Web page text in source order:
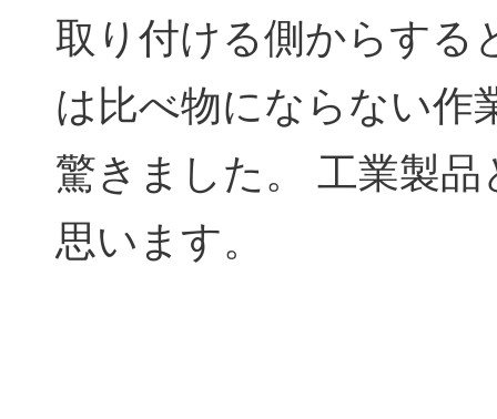
取り付ける側からする
は比べ物にならない作
驚きました。 工業製
思います。